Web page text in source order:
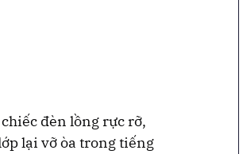
đèn lồng rực rỡ,
lại vỡ òa trong tiếng